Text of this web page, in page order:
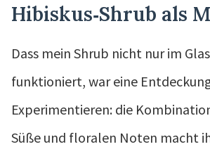
Hibiskus‑Shrub als
Dass mein Shrub nicht nur im
funktioniert, war eine
Experimentieren: die
Süße und floralen Noten macht